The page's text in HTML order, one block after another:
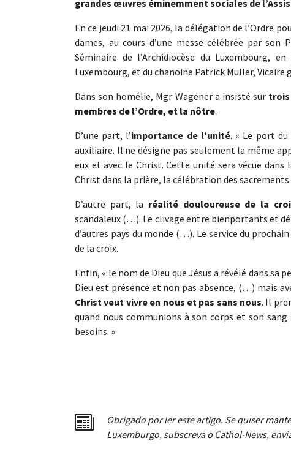
grandes œuvres éminemment sociales de
En ce jeudi 21 mai 2026, la délégation de l’Ordre
dames, au cours d’une messe célébrée par
Séminaire de l’Archidiocèse du Luxembourg,
Luxembourg, et du chanoine Patrick Muller, Vicaire
Dans son homélie, Mgr Wagener a insisté sur trois
membres de l’Ordre, et la nôtre.
D’une part, l’importance de l’unité. « Le port
auxiliaire. Il ne désigne pas seulement la même
eux et avec le Christ. Cette unité sera vécue
Christ dans la prière, la célébration des
D’autre part, la réalité douloureuse de la
scandaleux (…). Le clivage entre bienportants et
d’autres pays du monde (…). Le service du
de la croix.
Enfin, « le nom de Dieu que Jésus a révélé dans sa
Dieu est présence et non pas absence, (…) mais
Christ veut vivre en nous et pas sans nous. Il
quand nous communions à son corps et son
besoins. »
Obrigado por ler este artigo. Se quiser
Luxemburgo, subscreva o Cathol-News,